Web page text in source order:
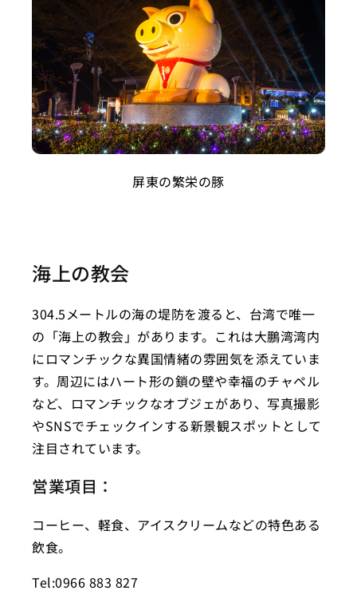
屏東の繁栄の豚
海上の教会
304.5メートルの海の堤防を渡ると、台湾で唯一
の「海上の教会」があります。これは大鵬湾湾内
にロマンチックな異国情緒の雰囲気を添えていま
す。周辺にはハート形の鎖の壁や幸福のチャペル
など、ロマンチックなオブジェがあり、写真撮影
やSNSでチェックインする新景観スポットとして
注目されています。
営業項目：
コーヒー、軽食、アイスクリームなどの特色ある
飲食。
Tel:0966 883 827